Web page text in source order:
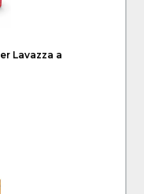
Lavazza a